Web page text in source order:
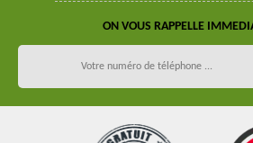
ON VOUS RAPPELLE